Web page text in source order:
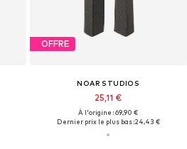
OFFRE
NOAR STUDIOS
25,11 €
À l'origine : 69,90 €
Dernier prix le plus bas :24,43 €